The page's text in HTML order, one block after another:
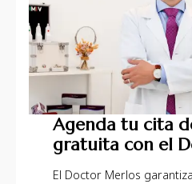
Agenda tu cita
gratuita con el
El Doctor Merlos